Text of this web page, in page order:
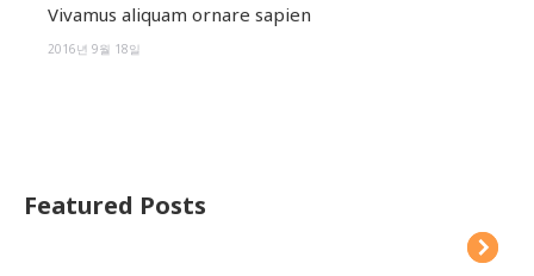
Vivamus aliquam ornare sapien
2016년 9월 18일
Featured Posts